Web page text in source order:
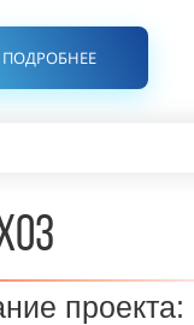
проекта: